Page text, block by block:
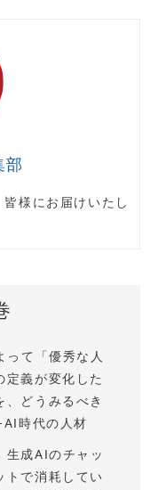
部
様にお届けいたし
って「優秀な人
定義が変化した
、どうみるべき
時代の人材
生成AIのチャッ
トで消耗してい